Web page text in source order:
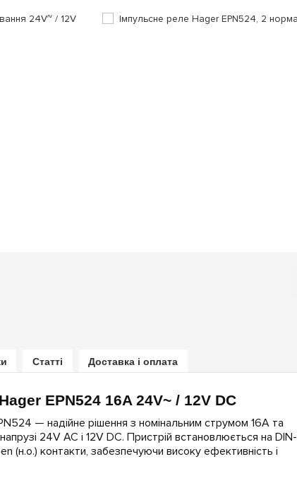
Статті Доставка і оплата
EPN524 16A 24V~ / 12V DC
— надійне рішення з номінальним струмом 16A та
24V AC і 12V DC. Пристрій встановлюється на DIN-
(н.о.) контакти, забезпечуючи високу ефективність і